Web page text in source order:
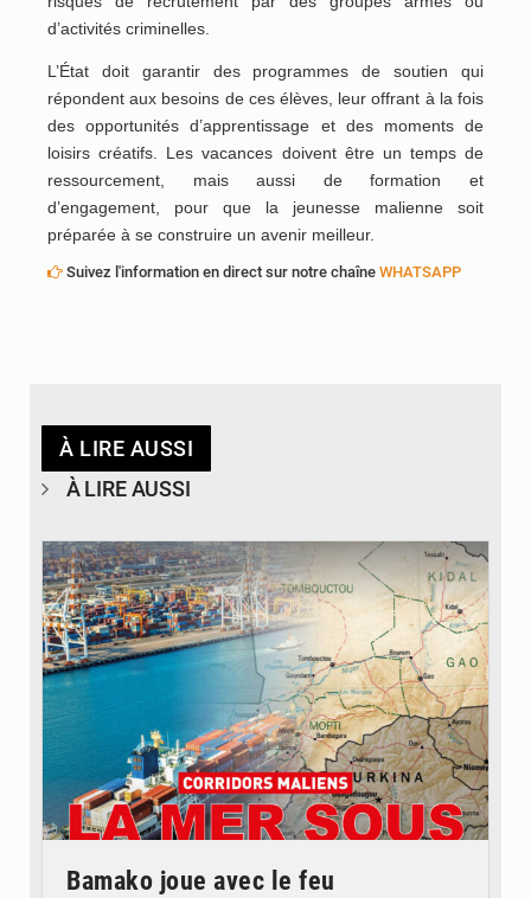
d’activités criminelles.
L’État doit garantir des programmes de soutien qui
répondent aux besoins de ces élèves, leur offrant à la fois
des opportunités d’apprentissage et des moments de
loisirs créatifs. Les vacances doivent être un temps de
ressourcement, mais aussi de formation et
d’engagement, pour que la jeunesse malienne soit
préparée à se construire un avenir meilleur.
Suivez l'information en direct sur notre chaîne WHATSAPP
À LIRE AUSSI
À LIRE AUSSI
© JDM
Bamako joue avec le feu